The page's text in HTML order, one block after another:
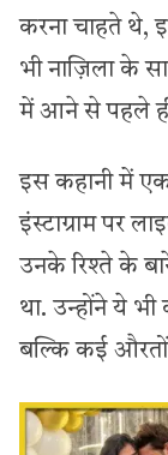
करना चाहते थे,
भी नाज़िला के
में आने से पहले
इस कहानी में
इंस्टाग्राम पर
उनके रिश्ते के
था. उन्होंने ये
बल्कि कई औरतों